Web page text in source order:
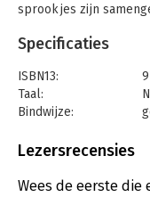
sprookjes zijn
het brein achter de
Dit boek is een
helden als tennisser
Coleman en keizer
Redmond, journalist
Specificaties
ISBN13:
Taal:
Bindwijze:
Uitgever:
Verschijningsdatum:
Lezersrecensies
Wees de eerste die